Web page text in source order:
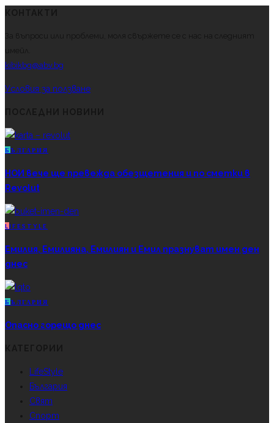
За въпроси или проблеми, моля свържете се с нас на следният
имейл.
kibikbg@abv.bg
Условия за ползване
Б ЪЛГАРИЯ
НОИ вече ще превежда обезщетения и по сметки в
Revolut
L IFESTYLE
Емилия, Емилияна, Емилиян и Емил празнуват имен ден
днес
Б ЪЛГАРИЯ
Опасно горещо днес
LifeStyle
България
Свят
Спорт